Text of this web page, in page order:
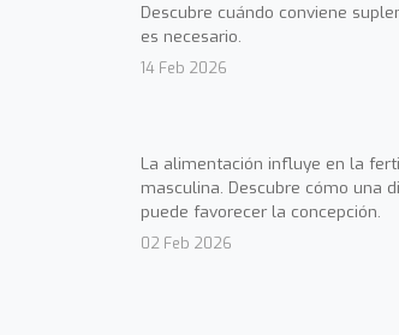
Descubre cuándo conviene
es necesario.
14 Feb 2026
La alimentación influye en la
masculina. Descubre cómo una
puede favorecer la concepción.
02 Feb 2026